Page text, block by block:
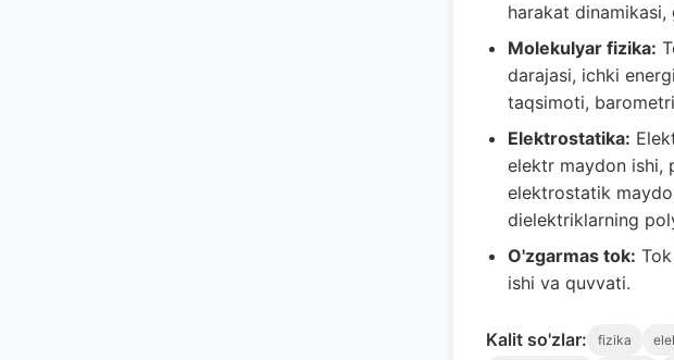
harakat
Molekulyar fizika:
darajasi, ichki
taqsimoti,
Elektrostatika:
elektr maydon ishi,
elektrostatik
dielektriklarning
O'zgarmas tok:
ishi va quvvati.
Kalit so'zlar: fizika